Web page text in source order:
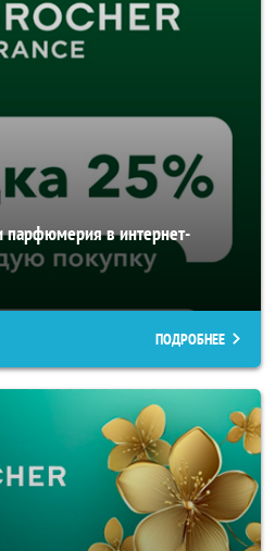
парфюмерия в интернет-
ПОДРОБНЕЕ